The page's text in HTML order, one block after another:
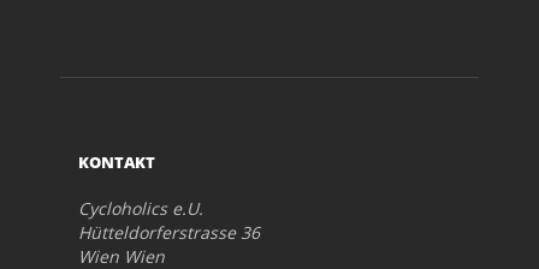
KONTAKT
Cycloholics e.U.
Hütteldorferstrasse 36
Wien Wien